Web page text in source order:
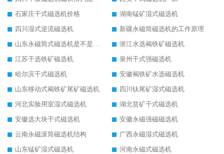
石家庄干式磁选机价格
湖南锰矿湿式磁选机
四川湿式逆流磁选机
新疆永磁筒磁选机的工作原理
山东永磁筒式磁选机是不是强磁
浙江水选褐铁矿磁选机
江苏干选铁矿磁选机
泉州干式强磁选机
哈尔滨干式磁选机
安徽褐铁矿水选磁选机
山东移动式褐铁矿尾矿磁选机
四川钛尾矿湿式磁选机
河北实验用室湿式磁选机
湖北贫矿干式磁选机
安徽选大块干式磁选机
安徽永磁强磁磁选机
云南永磁滚筒磁选机结构
广西永磁湿式磁选机
山东锰矿湿式磁选机
河南永磁式磁选机